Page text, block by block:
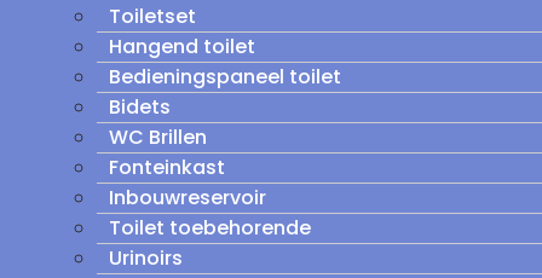
Toiletset
Hangend toilet
Bedieningspaneel toilet
Bidets
WC Brillen
Fonteinkast
Inbouwreservoir
Toilet toebehorende
Urinoirs